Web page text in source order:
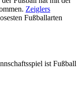
Zeiglers
Fußballarten
ist Fußball